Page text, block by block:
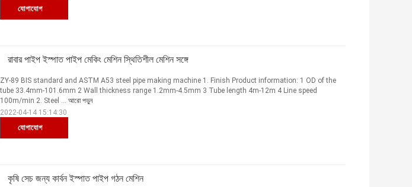
যোগাযোগ
রাবার পাইপ ইস্পাত পাইপ মেকিং মেশিন স্থিতিশীল মেশিন সঙ্গে
যোগাযোগ
ZY-89 BIS standard and ASTM A53 steel pipe making machine 1. Finish Product information: 1 OD of the
tube 33.4mm-101.6mm 2 Wall thickness range 1.2mm-4.5mm 3 Tube length 4m-12m 4 Line speed
100m/min 2. Steel ... আরো পড়ুন
2022-04-14 15:14:30
কৃষি সেচ জন্য কার্বন ইস্পাত পাইপ গঠন মেশিন